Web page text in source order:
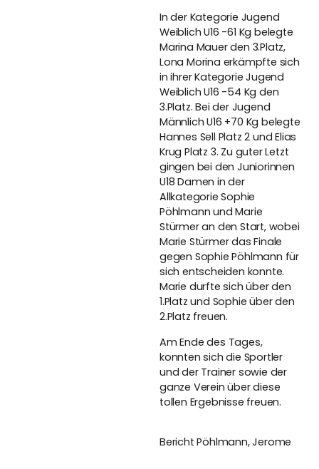
In der Kategorie Jugend
Weiblich U16 -61 Kg belegte
Marina Mauer den 3.Platz,
Lona Morina erkämpfte sich
in ihrer Kategorie Jugend
Weiblich U16 -54 Kg den
3.Platz. Bei der Jugend
Männlich U16 +70 Kg belegte
Hannes Sell Platz 2 und Elias
Krug Platz 3. Zu guter Letzt
gingen bei den Juniorinnen
U18 Damen in der
Allkategorie Sophie
Pöhlmann und Marie
Stürmer an den Start, wobei
Marie Stürmer das Finale
gegen Sophie Pöhlmann für
sich entscheiden konnte.
Marie durfte sich über den
1.Platz und Sophie über den
2.Platz freuen.
Am Ende des Tages,
konnten sich die Sportler
und der Trainer sowie der
ganze Verein über diese
tollen Ergebnisse freuen.
Bericht Pöhlmann, Jerome